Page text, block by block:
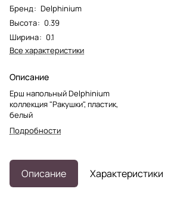
Бренд: Delphinium
Высота: 0.39
Ширина: 0.1
Все характеристики
Описание
Ерш напольный Delphinium
коллекция "Ракушки", пластик,
белый
Подробности
Описание Характеристики